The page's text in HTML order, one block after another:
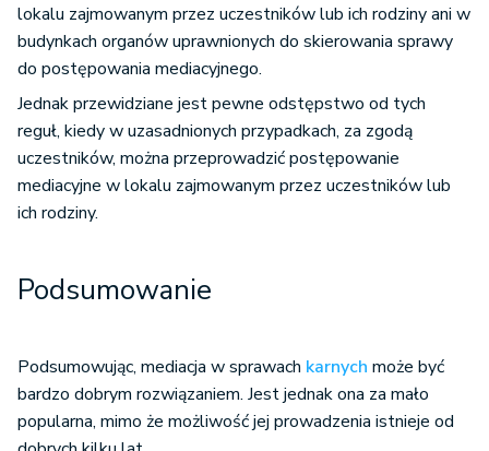
lokalu zajmowanym przez uczestników lub ich rodziny ani w
budynkach organów uprawnionych do skierowania sprawy
do postępowania mediacyjnego.
Jednak przewidziane jest pewne odstępstwo od tych
reguł, kiedy w uzasadnionych przypadkach, za zgodą
uczestników, można przeprowadzić postępowanie
mediacyjne w lokalu zajmowanym przez uczestników lub
ich rodziny.
Podsumowanie
Podsumowując, mediacja w sprawach karnych może być
bardzo dobrym rozwiązaniem. Jest jednak ona za mało
popularna, mimo że możliwość jej prowadzenia istnieje od